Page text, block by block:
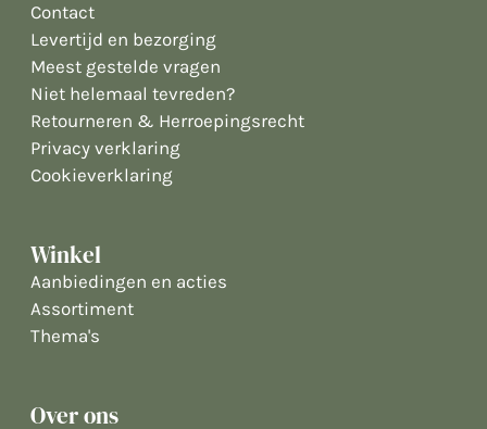
Contact
Levertijd en bezorging
Meest gestelde vragen
Niet helemaal tevreden?
Retourneren & Herroepingsrecht
Privacy verklaring
Cookieverklaring
Winkel
Aanbiedingen en acties
Assortiment
Thema's
Over ons